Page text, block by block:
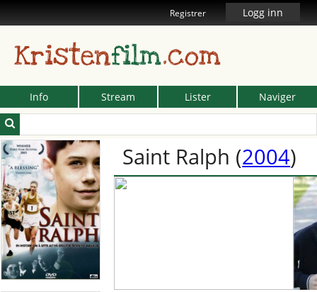
Registrer Logg inn
Kristenfilm.com
Info Stream Lister Naviger
Saint Ralph (2004)